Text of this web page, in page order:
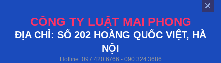
CÔNG TY LUẬT MAI PHONG
ĐỊA CHỈ: SỐ 202 HOÀNG QUỐC VIỆT, HÀ
NỘI
Hotline: 097 420 6766 - 090 324 3686